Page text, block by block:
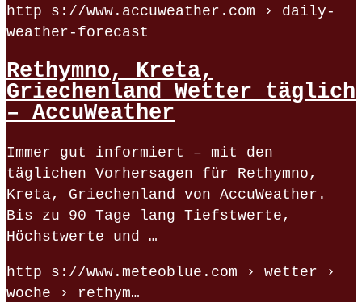
http s://www.accuweather.com › daily-
weather-forecast
Rethymno, Kreta,
Griechenland Wetter täglich
– AccuWeather
Immer gut informiert – mit den
täglichen Vorhersagen für Rethymno,
Kreta, Griechenland von AccuWeather.
Bis zu 90 Tage lang Tiefstwerte,
Höchstwerte und …
http s://www.meteoblue.com › wetter ›
woche › rethym…